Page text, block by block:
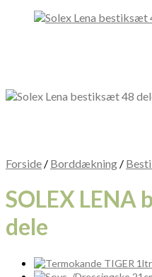
Forside / Borddækning /
SOLEX
dele